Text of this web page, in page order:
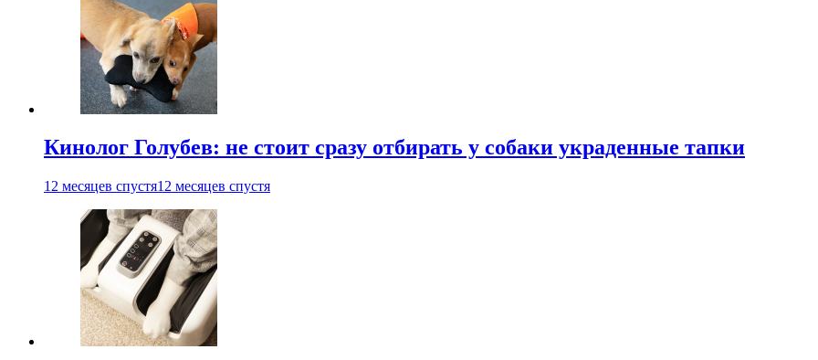
Кинолог Голубев: не стоит сразу отбирать у собаки украденные тапки
12 месяцев спустя12 месяцев спустя